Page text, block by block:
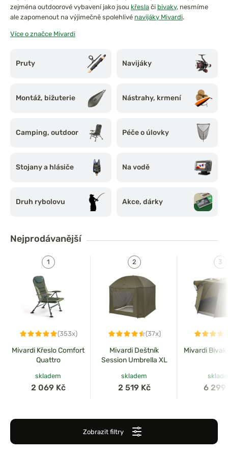
zejména outdoorové vybavení jako jsou křesla či bivaky, nesmíme
ale zapomenout na výjimečně spolehlivé navijáky Mivardi.
Více o značce Mivardi
Pruty Navijáky
Montáž, bižuterie Nástrahy, krmení
Camping, outdoor Péče o úlovky
Stojany a hlásiče Na vodě
Druh rybolovu Akce, dárky
Nejprodávanější
(353x)
Mivardi Křeslo Comfort
Quattro
skladem
2 069 Kč
(37x)
Mivardi Deštník
Session Umbrella XL
skladem
2 519 Kč
Mivardi
6 299
Zobrazit filtry